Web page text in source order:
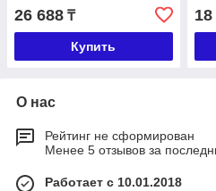
26 688 ₸
Купить
18
О нас
Рейтинг не сформирован
Менее 5 отзывов за
Работает с 10.01.2018